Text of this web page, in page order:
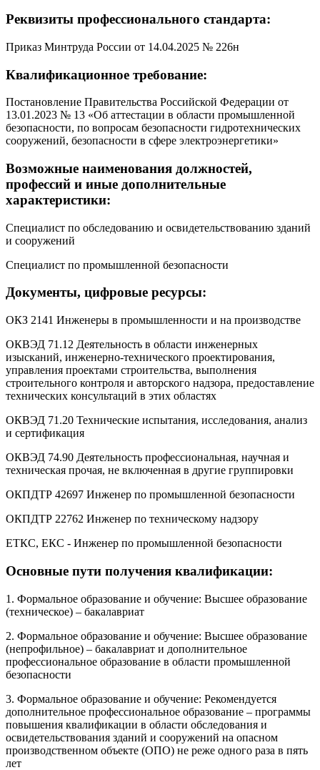
Реквизиты профессионального стандарта:
Приказ Минтруда России от 14.04.2025 № 226н
Квалификационное требование:
Постановление Правительства Российской Федерации от
13.01.2023 № 13 «Об аттестации в области промышленной
безопасности, по вопросам безопасности гидротехнических
сооружений, безопасности в сфере электроэнергетики»
Возможные наименования должностей,
профессий и иные дополнительные
характеристики:
Специалист по обследованию и освидетельствованию зданий
и сооружений
Специалист по промышленной безопасности
Документы, цифровые ресурсы:
ОКЗ 2141 Инженеры в промышленности и на производстве
ОКВЭД 71.12 Деятельность в области инженерных
изысканий, инженерно-технического проектирования,
управления проектами строительства, выполнения
строительного контроля и авторского надзора, предоставление
технических консультаций в этих областях
ОКВЭД 71.20 Технические испытания, исследования, анализ
и сертификация
ОКВЭД 74.90 Деятельность профессиональная, научная и
техническая прочая, не включенная в другие группировки
ОКПДТР 42697 Инженер по промышленной безопасности
ОКПДТР 22762 Инженер по техническому надзору
ЕТКС, ЕКС - Инженер по промышленной безопасности
Основные пути получения квалификации:
1. Формальное образование и обучение: Высшее образование
(техническое) – бакалавриат
2. Формальное образование и обучение: Высшее образование
(непрофильное) – бакалавриат и дополнительное
профессиональное образование в области промышленной
безопасности
3. Формальное образование и обучение: Рекомендуется
дополнительное профессиональное образование – программы
повышения квалификации в области обследования и
освидетельствования зданий и сооружений на опасном
производственном объекте (ОПО) не реже одного раза в пять
лет